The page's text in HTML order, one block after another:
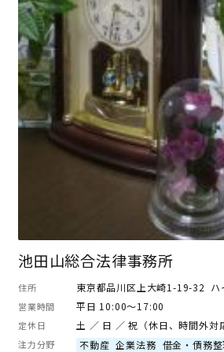
池田山総合法律事務所
住所 東京都品川区上大崎1-19-32 ハ
営業時間 平日 10:00～17:00
定休日 土 ／ 日 ／ 祝（休日、時間外対
注力分野 不動産 企業法務 借金・債務整